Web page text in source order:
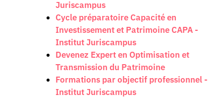
Juriscampus
Cycle préparatoire Capacité en
Investissement et Patrimoine CAPA -
Institut Juriscampus
Devenez Expert en Optimisation et
Transmission du Patrimoine
Formations par objectif professionnel -
Institut Juriscampus